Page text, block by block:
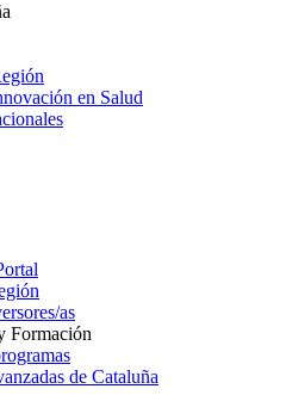
en Salud
as
Formación
de Cataluña